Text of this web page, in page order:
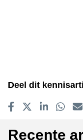
Deel dit
Recente